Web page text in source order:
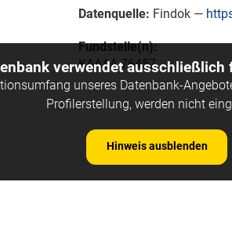
Datenquelle: Findok —
Fundstelle(n):
KAAAA-76457
verwendet ausschließlich
unseres Datenbank-
Profilerstellung, werden nicht
Hinweis ausblenden